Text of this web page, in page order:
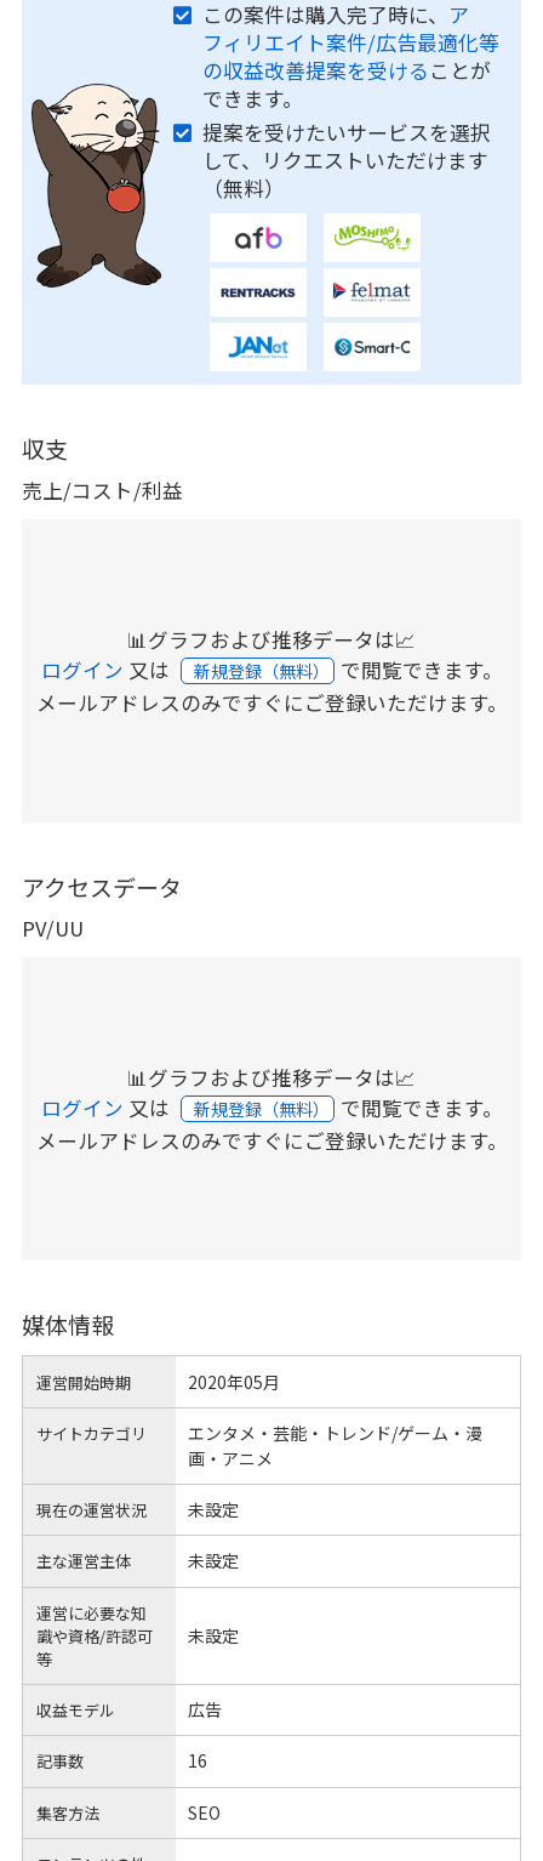
この案件は購入完了時に、 ア
フィリエイト案件/広告最適化等
の収益改善提案を受ける ことが
できます。
提案を受けたいサービスを選択
して、リクエストいただけます
（無料）
収支
売上/コスト/利益
📊グラフおよび推移データは📈
ログイン 又は 新規登録（無料） で閲覧できます。
メールアドレスのみですぐにご登録いただけます。
アクセスデータ
PV/UU
📊グラフおよび推移データは📈
ログイン 又は 新規登録（無料） で閲覧できます。
メールアドレスのみですぐにご登録いただけます。
媒体情報
運営開始時期 2020年05月
サイトカテゴリ
エンタメ・芸能・トレンド/ゲーム・漫
画・アニメ
現在の運営状況 未設定
主な運営主体 未設定
運営に必要な知
識や資格/許認可
等
未設定
収益モデル 広告
記事数 16
集客方法 SEO